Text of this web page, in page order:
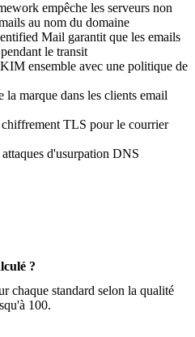
empêche les serveurs non
au nom du domaine
Mail garantit que les emails
le transit
ensemble avec une politique de
marque dans les clients email
TLS pour le courrier
d'usurpation DNS
?
chaque standard selon la qualité
100.